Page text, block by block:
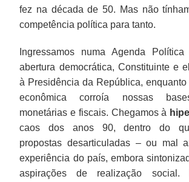
fez na década de 50. Mas não
competência política para tanto.
Ingressamos numa Agenda
abertura democrática, Constituinte e
à Presidência da República,
econômica corroía nossas
monetárias e fiscais. Chegamos à
caos dos anos 90, dentro do
propostas desarticuladas – ou mal
experiência do país, embora
aspirações de realização social.